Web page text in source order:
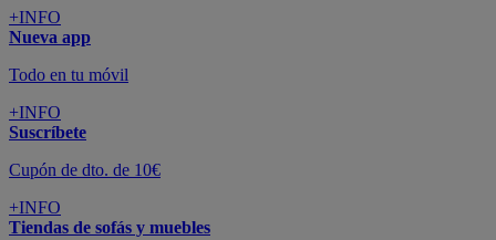
+INFO
Nueva app
Todo en tu móvil
+INFO
Suscríbete
Cupón de dto. de 10€
+INFO
Tiendas de sofás y muebles